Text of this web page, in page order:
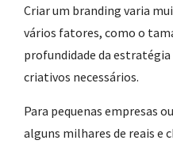
Criar um branding varia
vários fatores, como o
profundidade da estratégia
criativos necessários.
Para pequenas empresas
alguns milhares de reais e